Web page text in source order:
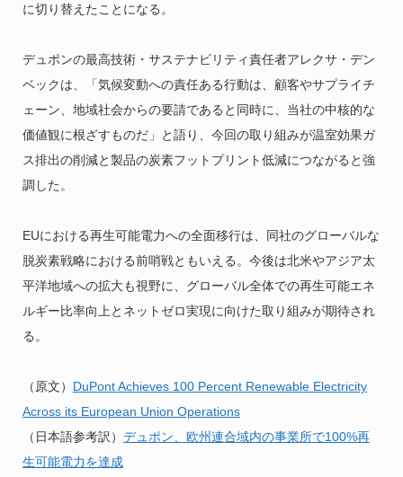
に切り替えたことになる。
デュポンの最高技術・サステナビリティ責任者アレクサ・デン
ベックは、「気候変動への責任ある行動は、顧客やサプライチ
ェーン、地域社会からの要請であると同時に、当社の中核的な
価値観に根ざすものだ」と語り、今回の取り組みが温室効果ガ
ス排出の削減と製品の炭素フットプリント低減につながると強
調した。
EUにおける再生可能電力への全面移行は、同社のグローバルな
脱炭素戦略における前哨戦ともいえる。今後は北米やアジア太
平洋地域への拡大も視野に、グローバル全体での再生可能エネ
ルギー比率向上とネットゼロ実現に向けた取り組みが期待され
る。
（原文） DuPont Achieves 100 Percent Renewable Electricity
Across its European Union Operations
（日本語参考訳） デュポン、欧州連合域内の事業所で100%再
生可能電力を達成